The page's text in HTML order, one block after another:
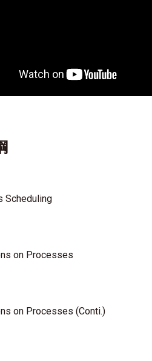
on Processes
on Processes (Conti.)